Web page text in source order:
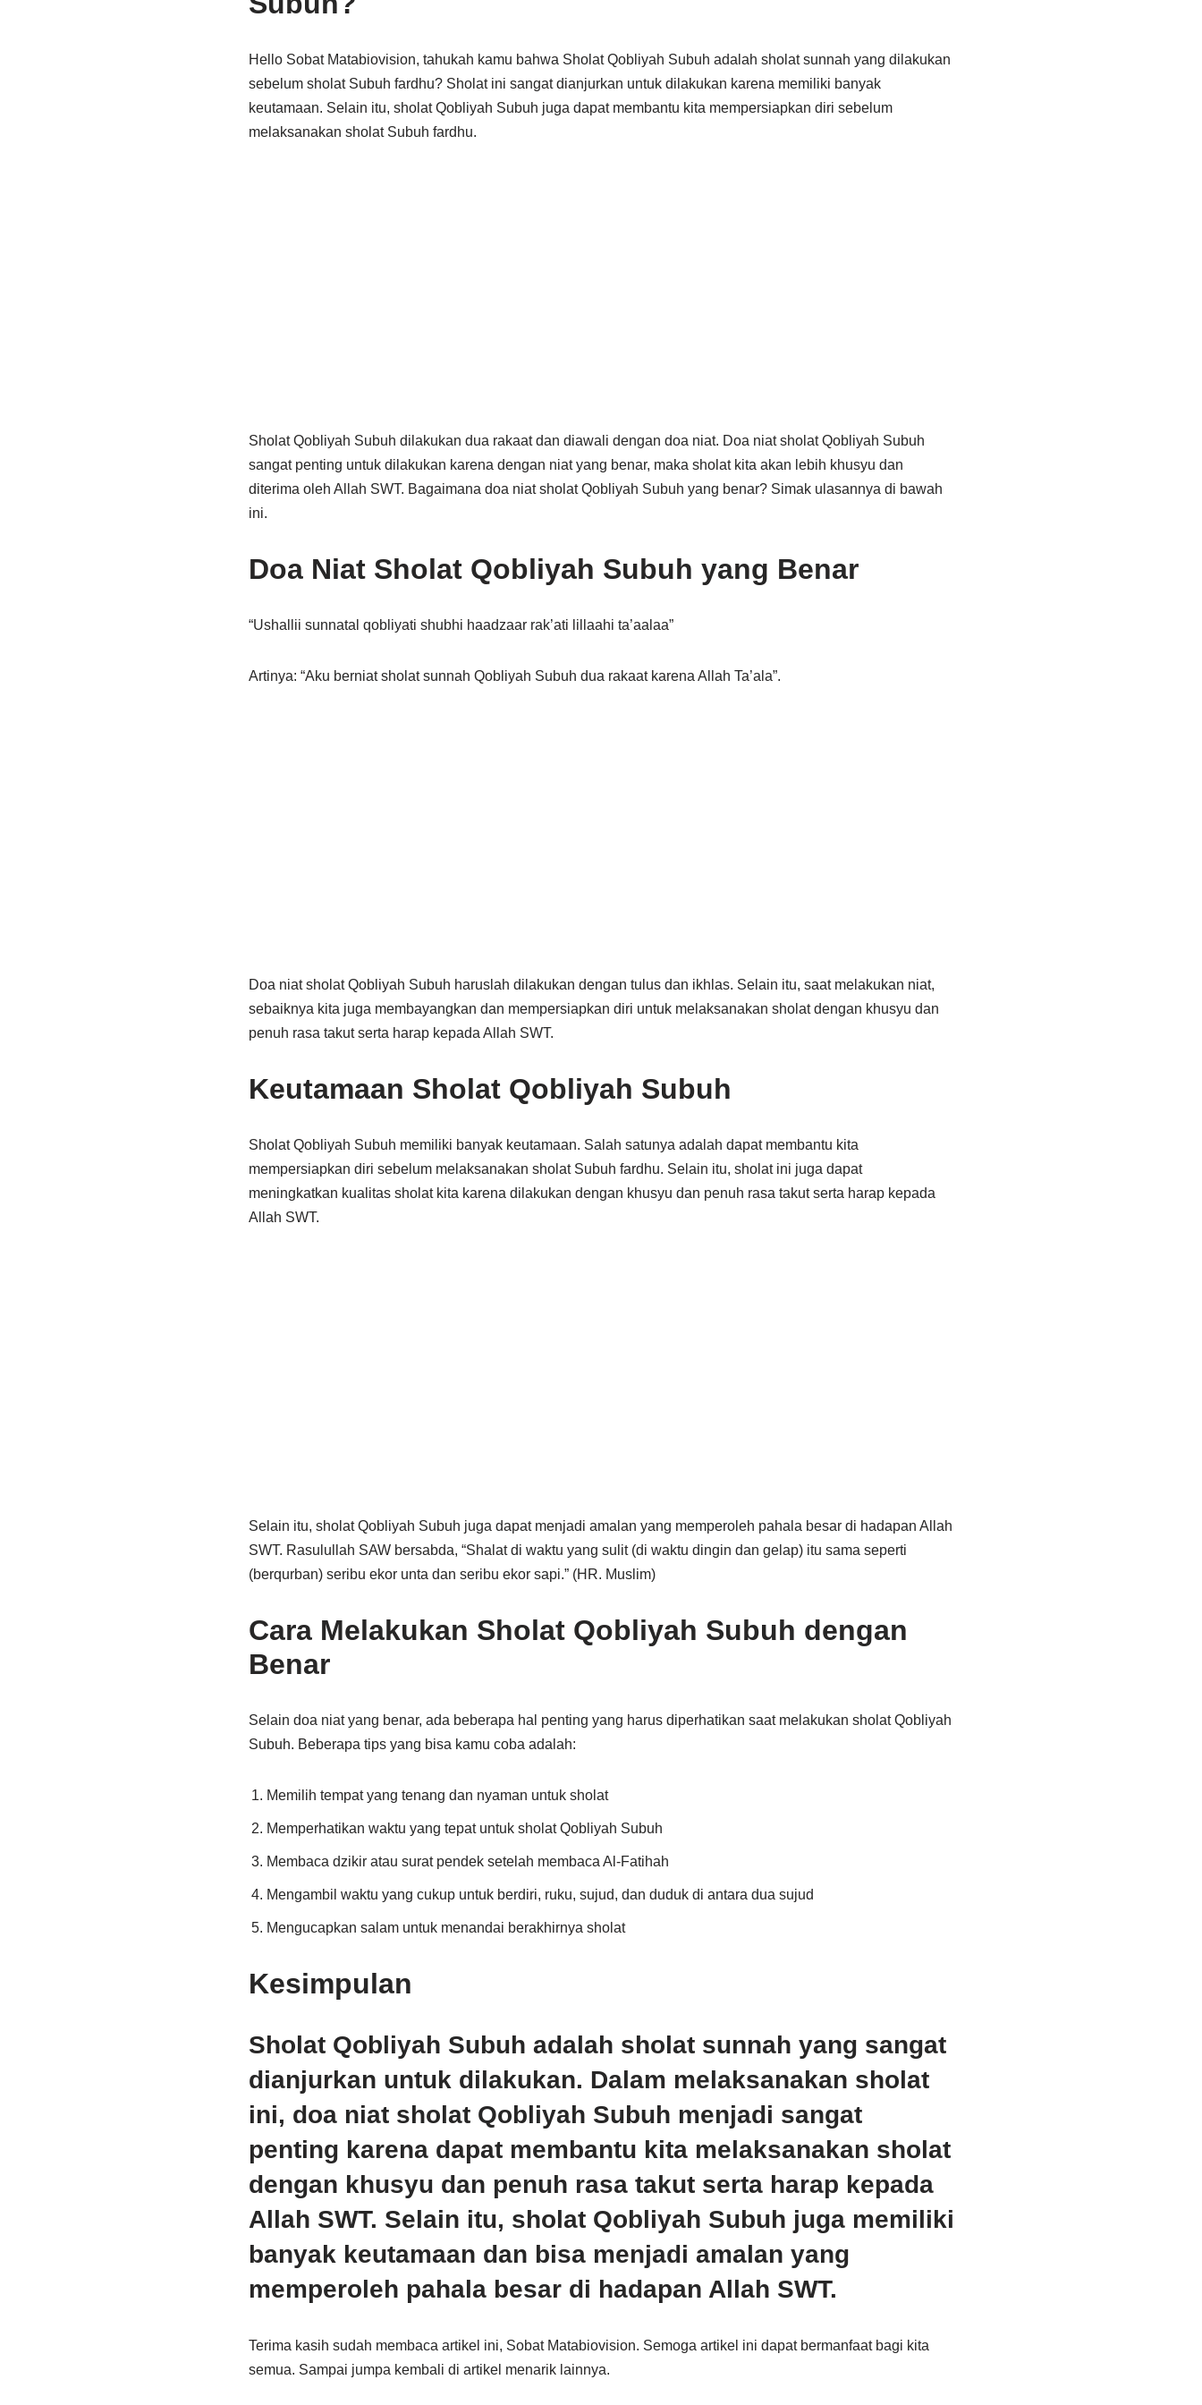
Hello Sobat Matabiovision, tahukah kamu bahwa Sholat Qobliyah Subuh adalah sholat sunnah yang dilakukan
sebelum sholat Subuh fardhu? Sholat ini sangat dianjurkan untuk dilakukan karena memiliki banyak
keutamaan. Selain itu, sholat Qobliyah Subuh juga dapat membantu kita mempersiapkan diri sebelum
melaksanakan sholat Subuh fardhu.
Sholat Qobliyah Subuh dilakukan dua rakaat dan diawali dengan doa niat. Doa niat sholat Qobliyah Subuh
sangat penting untuk dilakukan karena dengan niat yang benar, maka sholat kita akan lebih khusyu dan
diterima oleh Allah SWT. Bagaimana doa niat sholat Qobliyah Subuh yang benar? Simak ulasannya di bawah
ini.
Doa Niat Sholat Qobliyah Subuh yang Benar
“Ushallii sunnatal qobliyati shubhi haadzaar rak’ati lillaahi ta’aalaa”
Artinya: “Aku berniat sholat sunnah Qobliyah Subuh dua rakaat karena Allah Ta’ala”.
Doa niat sholat Qobliyah Subuh haruslah dilakukan dengan tulus dan ikhlas. Selain itu, saat melakukan niat,
sebaiknya kita juga membayangkan dan mempersiapkan diri untuk melaksanakan sholat dengan khusyu dan
penuh rasa takut serta harap kepada Allah SWT.
Keutamaan Sholat Qobliyah Subuh
Sholat Qobliyah Subuh memiliki banyak keutamaan. Salah satunya adalah dapat membantu kita
mempersiapkan diri sebelum melaksanakan sholat Subuh fardhu. Selain itu, sholat ini juga dapat
meningkatkan kualitas sholat kita karena dilakukan dengan khusyu dan penuh rasa takut serta harap kepada
Allah SWT.
Selain itu, sholat Qobliyah Subuh juga dapat menjadi amalan yang memperoleh pahala besar di hadapan Allah
SWT. Rasulullah SAW bersabda, “Shalat di waktu yang sulit (di waktu dingin dan gelap) itu sama seperti
(berqurban) seribu ekor unta dan seribu ekor sapi.” (HR. Muslim)
Cara Melakukan Sholat Qobliyah Subuh dengan
Benar
Selain doa niat yang benar, ada beberapa hal penting yang harus diperhatikan saat melakukan sholat Qobliyah
Subuh. Beberapa tips yang bisa kamu coba adalah:
Memilih tempat yang tenang dan nyaman untuk sholat
Memperhatikan waktu yang tepat untuk sholat Qobliyah Subuh
Membaca dzikir atau surat pendek setelah membaca Al-Fatihah
Mengambil waktu yang cukup untuk berdiri, ruku, sujud, dan duduk di antara dua sujud
Mengucapkan salam untuk menandai berakhirnya sholat
Kesimpulan
Sholat Qobliyah Subuh adalah sholat sunnah yang sangat
dianjurkan untuk dilakukan. Dalam melaksanakan sholat
ini, doa niat sholat Qobliyah Subuh menjadi sangat
penting karena dapat membantu kita melaksanakan sholat
dengan khusyu dan penuh rasa takut serta harap kepada
Allah SWT. Selain itu, sholat Qobliyah Subuh juga memiliki
banyak keutamaan dan bisa menjadi amalan yang
memperoleh pahala besar di hadapan Allah SWT.
Terima kasih sudah membaca artikel ini, Sobat Matabiovision. Semoga artikel ini dapat bermanfaat bagi kita
semua. Sampai jumpa kembali di artikel menarik lainnya.